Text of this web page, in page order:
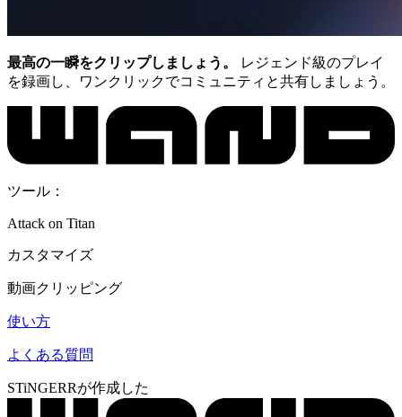
最高の一瞬をクリップしましょう。
レジェンド級のプレイ
を録画し、ワンクリックでコミュニティと共有しましょう。
ツール：
Attack on Titan
カスタマイズ
動画クリッピング
使い方
よくある質問
STiNGERRが作成した